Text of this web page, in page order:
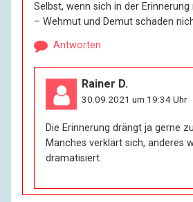
Selbst, wenn sich in der
– Wehmut und Demut schaden
Antworten
Rainer D.
30.09.2021 um 19:34 Uhr
Die Erinnerung drängt ja gerne
Manches verklärt sich, anderes
dramatisiert.